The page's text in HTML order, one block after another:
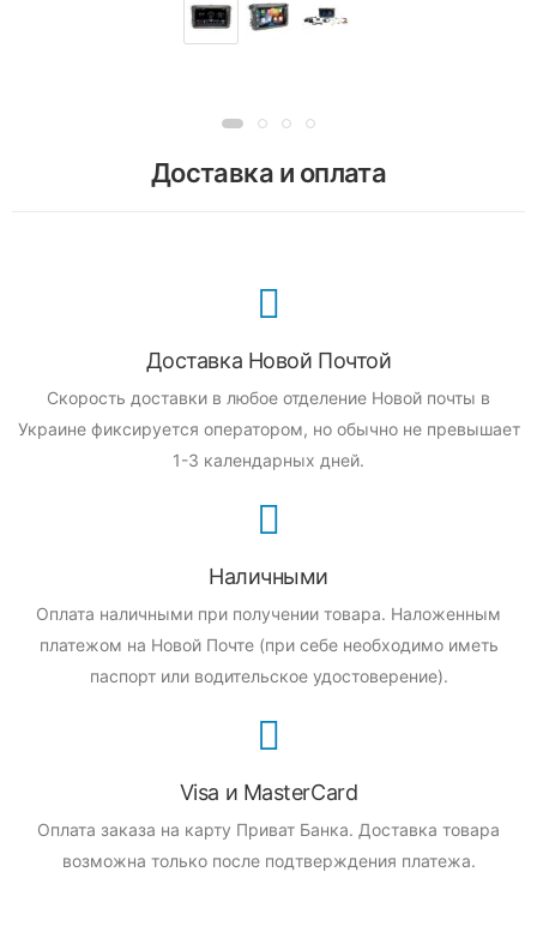
Доставка и оплата
Доставка Новой Почтой
Скорость доставки в любое отделение Новой почты в
Украине фиксируется оператором, но обычно не превышает
1-3 календарных дней.
Наличными
Оплата наличными при получении товара. Наложенным
платежом на Новой Почте (при себе необходимо иметь
паспорт или водительское удостоверение).
Visa и MasterCard
Оплата заказа на карту Приват Банка. Доставка товара
возможна только после подтверждения платежа.